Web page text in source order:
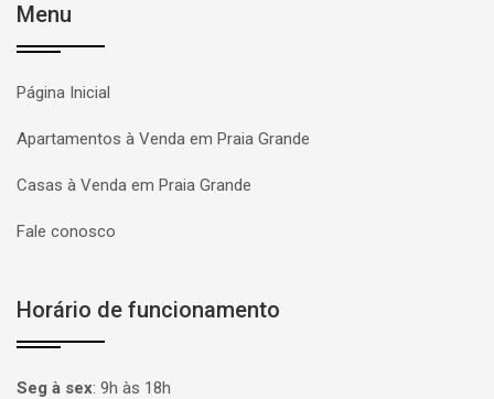
Menu
Página Inicial
Apartamentos à Venda em Praia Grande
Casas à Venda em Praia Grande
Fale conosco
Horário de funcionamento
Seg à sex: 9h às 18h